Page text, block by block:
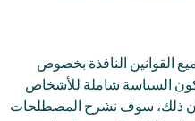
القوانين النافذة بخصوص
السياسة شاملة للأشخاص
ذلك، سوف نشرح المصطلحات